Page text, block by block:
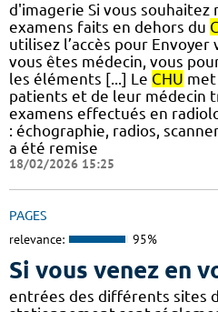
d'imagerie Si vous souhaitez
examens faits en dehors du
utilisez l’accès pour Envoyer
vous êtes médecin, vous
les éléments [...] Le CHU met
patients et de leur médecin
examens effectués en
: échographie, radios,
a été remise
18/02/2026 15:25
PAGES
relevance: 95%
Si vous venez en
entrées des différents sites